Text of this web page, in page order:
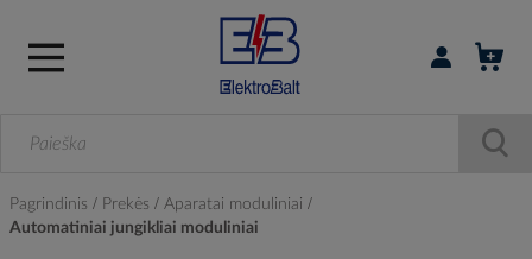
Prisijungti /
Pagrindinis Prekės
Aparatai moduliniai
Automatiniai jungikliai moduliniai